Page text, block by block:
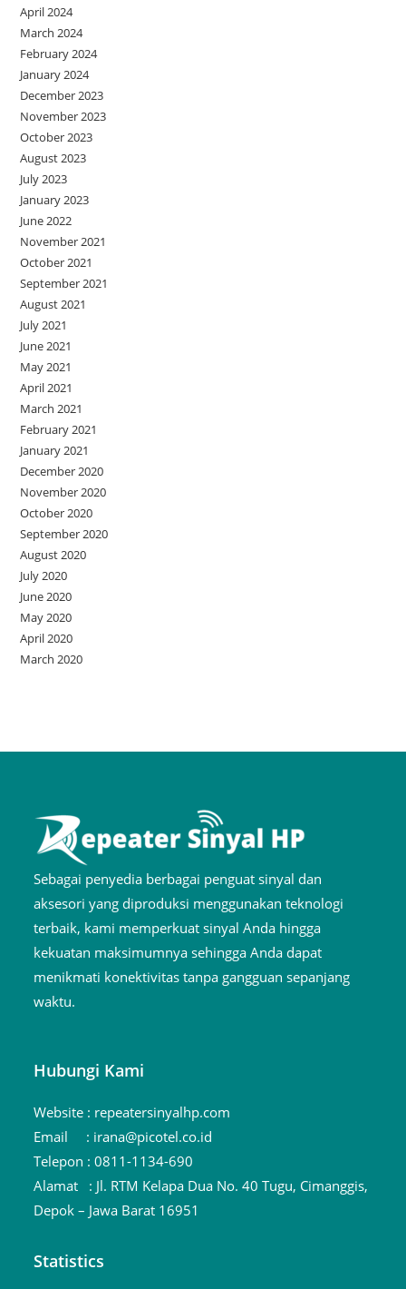
April 2024
March 2024
February 2024
January 2024
December 2023
November 2023
October 2023
August 2023
July 2023
January 2023
June 2022
November 2021
October 2021
September 2021
August 2021
July 2021
June 2021
May 2021
April 2021
March 2021
February 2021
January 2021
December 2020
November 2020
October 2020
September 2020
August 2020
July 2020
June 2020
May 2020
April 2020
March 2020
Sebagai penyedia berbagai penguat sinyal dan
aksesori yang diproduksi menggunakan teknologi
terbaik, kami memperkuat sinyal Anda hingga
kekuatan maksimumnya sehingga Anda dapat
menikmati konektivitas tanpa gangguan sepanjang
waktu.
Hubungi Kami
Website : repeatersinyalhp.com
Email : irana@picotel.co.id
Telepon :0811-1134-690
Alamat : Jl. RTM Kelapa Dua No. 40 Tugu, Cimanggis,
Depok – Jawa Barat 16951
Statistics